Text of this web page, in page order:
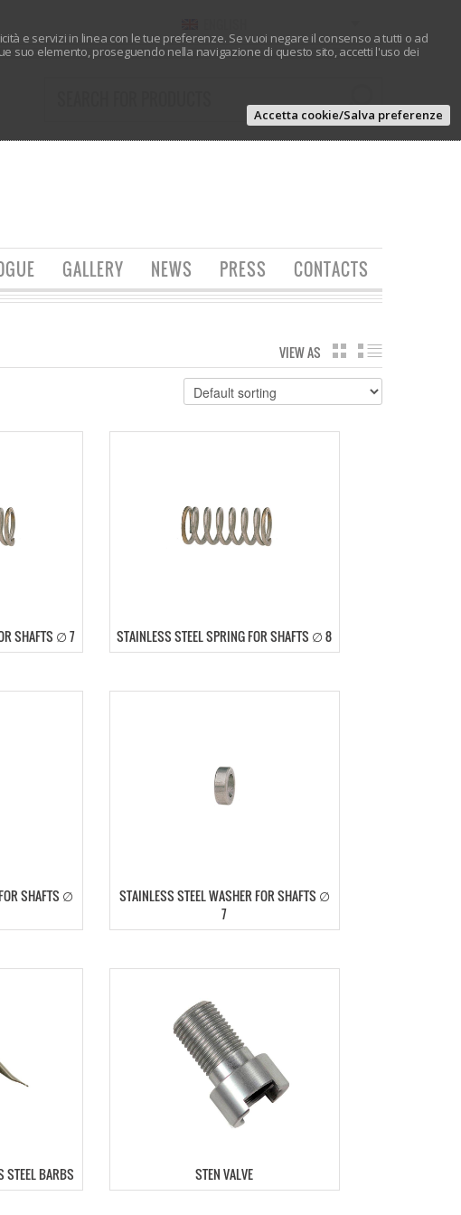
e servizi in linea con le tue preferenze. Se vuoi negare il consenso a tutti o ad
suo elemento, proseguendo nella navigazione di questo sito, accetti l'uso dei
Accetta cookie/Salva preferenze
GALLERY NEWS PRESS CONTACTS
VIEW AS GRID
SHAFTS ∅ 7 STAINLESS STEEL SPRING FOR SHAFTS ∅ 8
SHAFTS ∅
STAINLESS STEEL WASHER FOR SHAFTS ∅
7
STEEL BARBS STEN VALVE